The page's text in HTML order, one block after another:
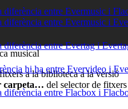
diferència entre Evermusic i
diferència entre Evermusic i
diferència entre Evertag i
hi ha entre Evervideo i
diferència entre Flacbox i
musical
a la biblioteca a la versió
carpeta… del selector de fitxers